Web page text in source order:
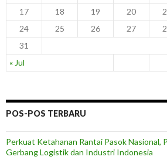
« Jul
17
18 19 20
24
25 26 27
31
POS-POS TERBARU
Perkuat Ketahanan Rantai Pasok Nasional,
Gerbang Logistik dan Industri Indonesia